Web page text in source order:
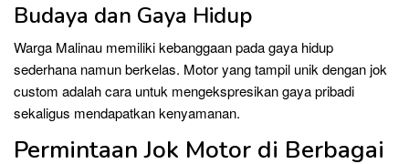
Budaya dan Gaya Hidup
Warga Malinau memiliki kebanggaan pada gaya hidup
sederhana namun berkelas. Motor yang tampil unik dengan jok
custom adalah cara untuk mengekspresikan gaya pribadi
sekaligus mendapatkan kenyamanan.
Permintaan Jok Motor di Berbagai